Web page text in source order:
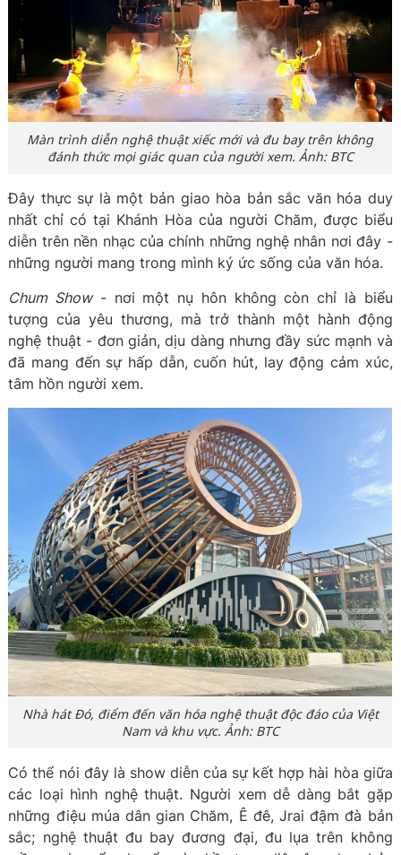
Màn trình diễn nghệ thuật xiếc mới và đu bay trên không
đánh thức mọi giác quan của người xem. Ảnh: BTC
Đây thực sự là một bản giao hòa bản sắc văn hóa duy
nhất chỉ có tại Khánh Hòa của người Chăm, được biểu
diễn trên nền nhạc của chính những nghệ nhân nơi đây -
những người mang trong mình ký ức sống của văn hóa.
Chum Show- nơi một nụ hôn không còn chỉ là biểu
tượng của yêu thương, mà trở thành một hành động
nghệ thuật - đơn giản, dịu dàng nhưng đầy sức mạnh và
đã mang đến sự hấp dẫn, cuốn hút, lay động cảm xúc,
tâm hồn người xem.
Nhà hát Đó, điểm đến văn hóa nghệ thuật độc đáo của Việt
Nam và khu vực. Ảnh: BTC
Có thể nói đây là show diễn của sự kết hợp hài hòa giữa
các loại hình nghệ thuật. Người xem dễ dàng bắt gặp
những điệu múa dân gian Chăm, Ê đê, Jrai đậm đà bản
sắc; nghệ thuật đu bay đương đại, đu lụa trên không